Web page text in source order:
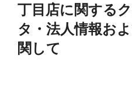
丁目店に関する
タ・法人情報お
関して